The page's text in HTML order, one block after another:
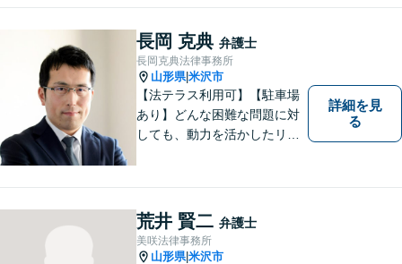
長岡 克典 弁護士
長岡克典法律事務所
山形県|米沢市
【法テラス利用可】【駐車場
あり】どんな困難な問題に対
しても、動力を活かしたリー
いた案件は1日でも早く解決す
るよう努力することで早期解
決を目指します。 お気軽にご
相談ください。
詳細を見
る
荒井 賢二 弁護士
美咲法律事務所
山形県|米沢市